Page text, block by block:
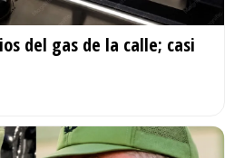
del gas de la calle; casi